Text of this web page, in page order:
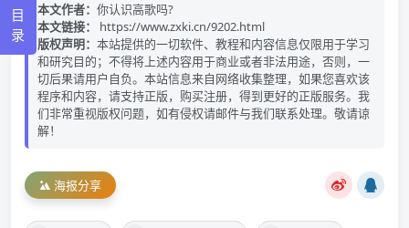
本文作者： 你认识高歌吗?
本文链接：
https://www.zxki.cn/9202.html
版权声明： 本站提供的一切软件、教程和内容信息仅限用于学习
和研究目的；不得将上述内容用于商业或者非法用途，否则，一
切后果请用户自负。本站信息来自网络收集整理，如果您喜欢该
程序和内容，请支持正版，购买注册，得到更好的正版服务。我
们非常重视版权问题，如有侵权请邮件与我们联系处理。敬请谅
解！
海报分享
目
录